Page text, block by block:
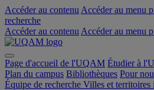
Accéder au contenu Accéder au menu
recherche
Accéder au contenu Accéder au menu
Page d'accueil de l'UQAM Étudier à
Plan du campus Bibliothèques Pour
Équipe de recherche Villes et